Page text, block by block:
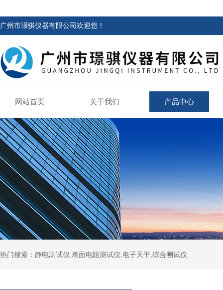
广州市璟骐仪器有限公司欢迎您！
网站首页 关于我们 产品中心
热门搜索：静电测试仪,表面电阻测试仪,电子天平,综合测试仪